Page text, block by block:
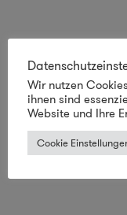
Wir nutzen
ihnen sind
Website und Ihre
Cookie